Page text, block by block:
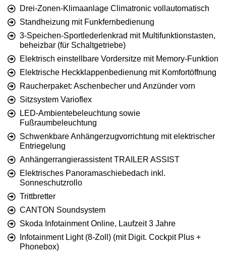
Drei-Zonen-Klimaanlage Climatronic vollautomatisch
Standheizung mit Funkfernbedienung
3-Speichen-Sportlederlenkrad mit Multifunktionstasten,
beheizbar (für Schaltgetriebe)
Elektrisch einstellbare Vordersitze mit Memory-Funktion
Elektrische Heckklappenbedienung mit Komfortöffnung
Raucherpaket: Aschenbecher und Anzünder vorn
Sitzsystem Varioflex
LED-Ambientebeleuchtung sowie
Fußraumbeleuchtung
Schwenkbare Anhängerzugvorrichtung mit elektrischer
Entriegelung
Anhängerrangierassistent TRAILER ASSIST
Elektrisches Panoramaschiebedach inkl.
Sonneschutzrollo
Trittbretter
CANTON Soundsystem
Skoda Infotainment Online, Laufzeit 3 Jahre
Infotainment Light (8-Zoll) (mit Digit. Cockpit Plus +
Phonebox)